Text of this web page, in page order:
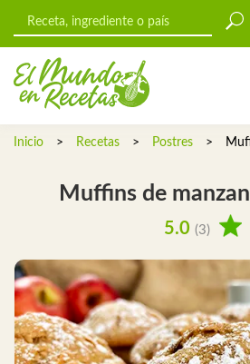
Inicio > Recetas > Postres >
Muffins de
5.0 (3)